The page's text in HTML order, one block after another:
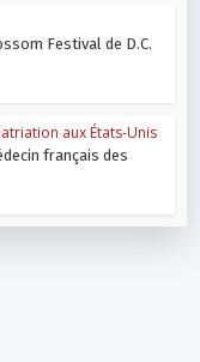
Festival de D.C.
aux États-Unis
français des